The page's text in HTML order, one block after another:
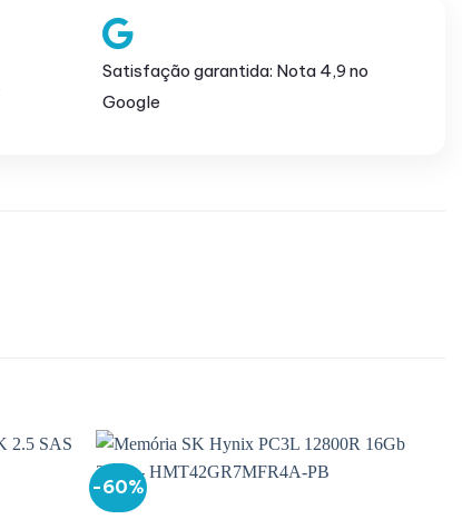
Satisfação garantida: Nota 4,9 no
Google
-60%